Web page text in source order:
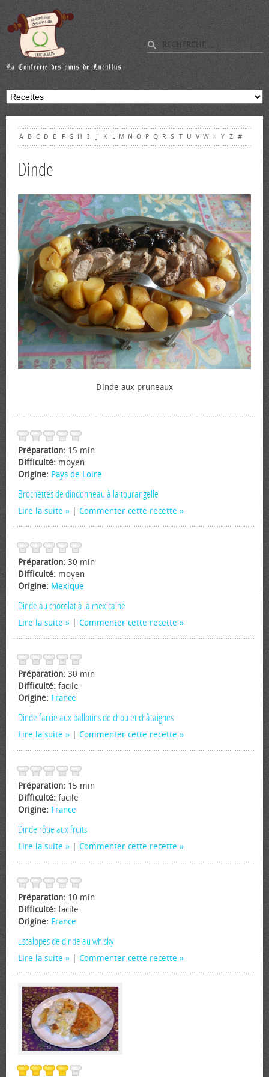
A B C D E F G H I J K L M N O P Q R S T U V W X Y Z #
Dinde
Dinde aux pruneaux
Préparation: 15 min
Difficulté: moyen
Origine: Pays de Loire
Brochettes de dindonneau à la tourangelle
Lire la suite Commenter cette recette
Préparation: 30 min
Difficulté: moyen
Origine: Mexique
Dinde au chocolat à la mexicaine
Lire la suite Commenter cette recette
Préparation: 30 min
Difficulté: facile
Origine: France
Dinde farcie aux ballotins de chou et châtaignes
Lire la suite Commenter cette recette
Préparation: 15 min
Difficulté: facile
Origine: France
Dinde rôtie aux fruits
Lire la suite Commenter cette recette
Préparation: 10 min
Difficulté: facile
Origine: France
Escalopes de dinde au whisky
Lire la suite Commenter cette recette